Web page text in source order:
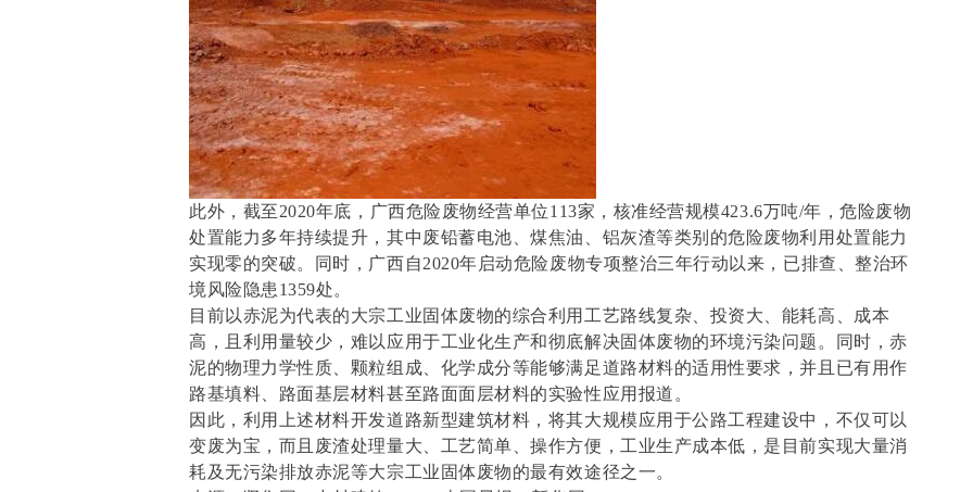
此外，截至2020年底，广西危险废物经营单位113家，核准经营规模423.6万吨/年，危险废物
处置能力多年持续提升，其中废铅蓄电池、煤焦油、铝灰渣等类别的危险废物利用处置能力
实现零的突破。同时，广西自2020年启动危险废物专项整治三年行动以来，已排查、整治环
境风险隐患1359处。
目前以赤泥为代表的大宗工业固体废物的综合利用工艺路线复杂、投资大、能耗高、成本
高，且利用量较少，难以应用于工业化生产和彻底解决固体废物的环境污染问题。同时，赤
泥的物理力学性质、颗粒组成、化学成分等能够满足道路材料的适用性要求，并且已有用作
路基填料、路面基层材料甚至路面面层材料的实验性应用报道。
因此，利用上述材料开发道路新型建筑材料，将其大规模应用于公路工程建设中，不仅可以
变废为宝，而且废渣处理量大、工艺简单、操作方便，工业生产成本低，是目前实现大量消
耗及无污染排放赤泥等大宗工业固体废物的最有效途径之一。